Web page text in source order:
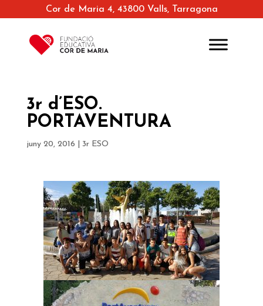
Cor de Maria 4, 43800 Valls, Tarragona
3r d’ESO.
PORTAVENTURA
juny 20, 2016 3r ESO